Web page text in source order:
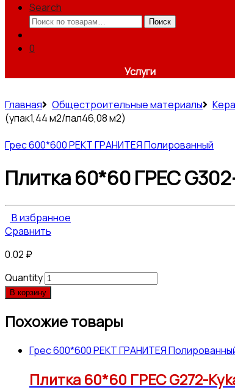
Search
Искать:
Поиск
0
Услуги
Главная Общестроительные материалы
(упак1,44 м2/пал46,08 м2)
Грес 600*600 РЕКТ ГРАНИТЕЯ Полированный
Плитка 60*60 ГРЕС
В избранное
Сравнить
0.02 ₽
Quantity
В корзину
Похожие товары
Грес 600*600 РЕКТ ГРАНИТЕЯ
Плитка 60*60 ГРЕС G272-